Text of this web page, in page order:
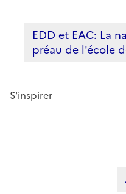
EDD et EAC: La
préau de l'école
S'inspirer